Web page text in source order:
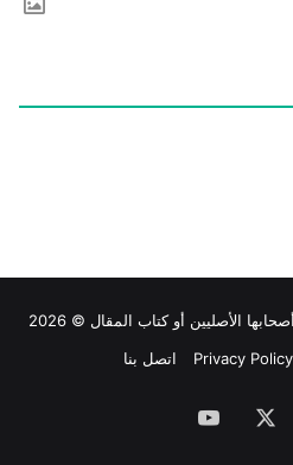
الأصليين أو كتاب المقال © 2026
Privacy Policy اتصل بنا
‫YouTube